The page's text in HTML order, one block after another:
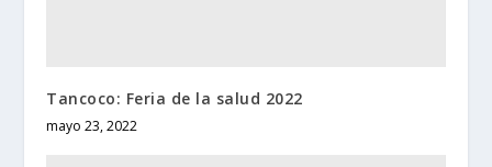
Tancoco: Feria de la salud 2022
mayo 23, 2022